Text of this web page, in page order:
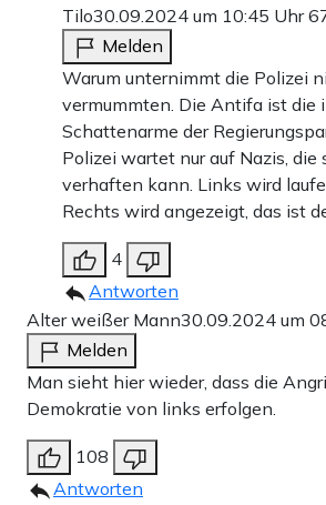
Tilo30.09.2024 um 10:45 Uhr
Melden
Warum unternimmt die Polizei
vermummten. Die Antifa ist die
Schattenarme der
Polizei wartet nur auf Nazis, die
verhaften kann. Links wird
Rechts wird angezeigt, das ist
4
Antworten
Alter weißer Mann30.09.2024 um
Melden
Man sieht hier wieder, dass die
Demokratie von links erfolgen.
108
Antworten